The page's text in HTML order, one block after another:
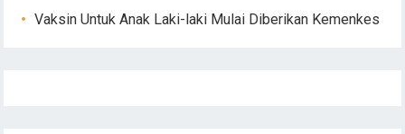
Vaksin Untuk Anak Laki-laki Mulai Diberikan Kemenkes